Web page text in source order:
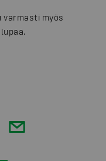
varmasti myös